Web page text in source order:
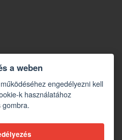
a weben
engedélyezni kell
k használatához
gombra.